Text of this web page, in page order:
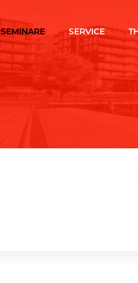
SEMINARE SERVICE